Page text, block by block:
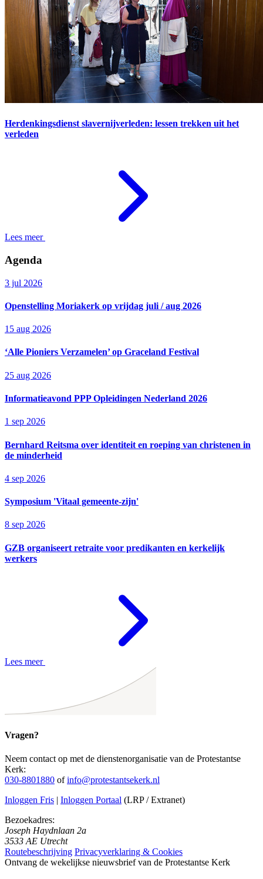
Herdenkingsdienst slavernijverleden: lessen trekken uit het
verleden
Lees meer
Agenda
3 jul 2026
Openstelling Moriakerk op vrijdag juli / aug 2026
15 aug 2026
‘Alle Pioniers Verzamelen’ op Graceland Festival
25 aug 2026
Informatieavond PPP Opleidingen Nederland 2026
1 sep 2026
Bernhard Reitsma over identiteit en roeping van christenen in
de minderheid
4 sep 2026
Symposium 'Vitaal gemeente-zijn'
8 sep 2026
GZB organiseert retraite voor predikanten en kerkelijk
werkers
Lees meer
Vragen?
Neem contact op met de dienstenorganisatie van de Protestantse
Kerk:
030-8801880 ofinfo@protestantsekerk.nl
Inloggen Fris | Inloggen Portaal (LRP / Extranet)
Bezoekadres:
Joseph Haydnlaan 2a
3533 AE Utrecht
Routebeschrijving Privacyverklaring & Cookies
Ontvang de wekelijkse nieuwsbrief van de Protestantse Kerk